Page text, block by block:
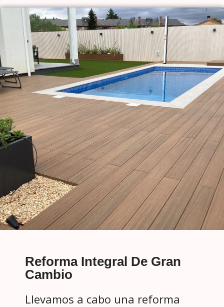
Reforma Integral De Gran
Cambio
Llevamos a cabo una reforma